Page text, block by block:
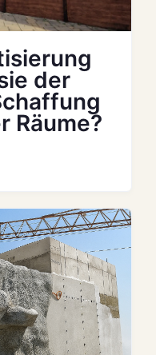
der
Räume?